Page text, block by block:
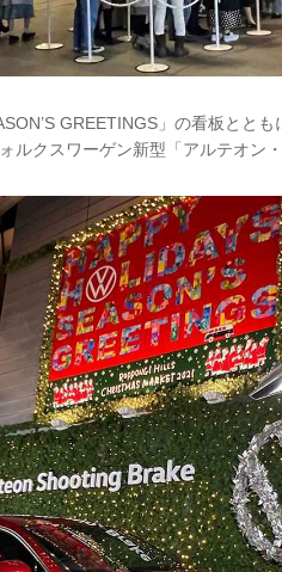
GREETINGS」の看板とと
ルクスワーゲン新型「アルテオン